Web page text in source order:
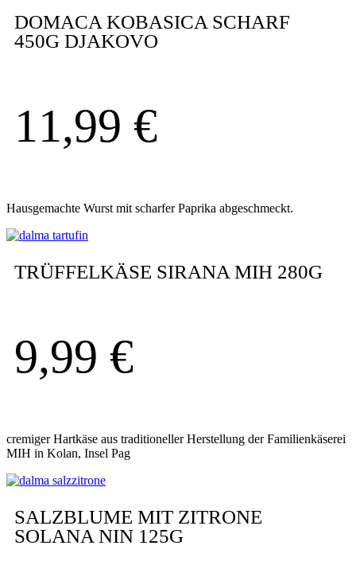
DOMACA KOBASICA SCHARF
450G DJAKOVO
11,99 €
Hausgemachte Wurst mit scharfer Paprika abgeschmeckt.
TRÜFFELKÄSE SIRANA MIH 280G
9,99 €
cremiger Hartkäse aus traditioneller Herstellung der Familienkäserei
MIH in Kolan, Insel Pag
SALZBLUME MIT ZITRONE
SOLANA NIN 125G